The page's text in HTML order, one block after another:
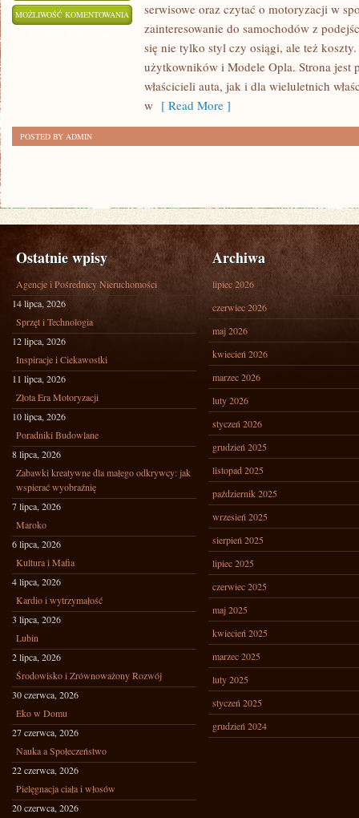
MOŻLIWOŚĆ KOMENTOWANIA USTERKI
NAPRAWY
serwisowe oraz czytać o motoryzacji w
zainteresowanie do samochodów z
się nie tylko styl czy osiągi, ale też
użytkowników i Modele Opla. Strona jest
właścicieli auta, jak i dla wieluletnich
w [ Read More ]
POSTED BY ADMIN
Ostatnie wpisy
Agencje i Pośrednicy Nieruchomości
14 lipca, 2026
Sprzęt i Technologia
12 lipca, 2026
Inspiracje i Ciekawostki
11 lipca, 2026
Złota Era Motoryzacji
10 lipca, 2026
Poradniki Budowlane
8 lipca, 2026
Zabawki kreatywne dla małego odkrywcy: jak
wspierać wyobraźnię
7 lipca, 2026
Maroko
6 lipca, 2026
Kultura i Mafia
4 lipca, 2026
Kardio i wytrzymałość
3 lipca, 2026
Lubin
2 lipca, 2026
Środowisko i Zrównoważony Rozwój
30 czerwca, 2026
Eko w Domu
27 czerwca, 2026
Nauka a Społeczeństwo
22 czerwca, 2026
Pielęgnacja ciała i włosów
20 czerwca, 2026
Archiwa
lipiec 2026
czerwiec 2026
maj 2026
kwiecień 2026
marzec 2026
luty 2026
styczeń 2026
grudzień 2025
listopad 2025
październik 2025
wrzesień 2025
sierpień 2025
lipiec 2025
czerwiec 2025
maj 2025
kwiecień 2025
marzec 2025
luty 2025
styczeń 2025
grudzień 2024